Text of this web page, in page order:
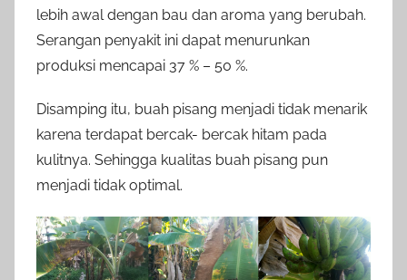
lebih awal dengan bau dan aroma yang berubah.
Serangan penyakit ini dapat menurunkan
produksi mencapai 37 % – 50 %.
Disamping itu, buah pisang menjadi tidak menarik
karena terdapat bercak- bercak hitam pada
kulitnya. Sehingga kualitas buah pisang pun
menjadi tidak optimal.